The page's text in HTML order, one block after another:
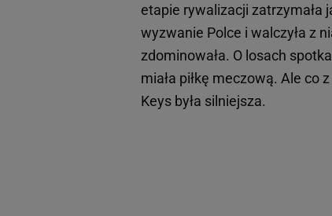
etapie rywalizacji zatrzymała
wyzwanie Polce i walczyła z
zdominowała. O losach
miała piłkę meczową. Ale co
Keys była silniejsza.